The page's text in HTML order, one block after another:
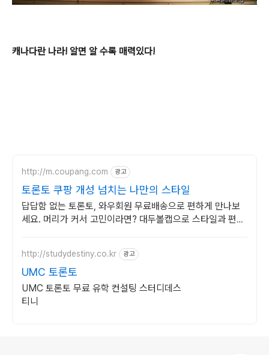
캐나다란 나라! 알면 알 수록 매력있다!
http://m.coupang.com 광고
토론토 쿠팡 개성 넘치는 나만의 스타일
답답함 없는 토론토, 와우회원 무료배송으로 편하게 만나보
세요. 머리가 커서 고민이라면? 대두볼캡으로 스타일과 편안
http://studydestiny.co.kr 광고
UMC 토론토
UMC 토론토 무료 유학 컨설팅 스터디데스
티니